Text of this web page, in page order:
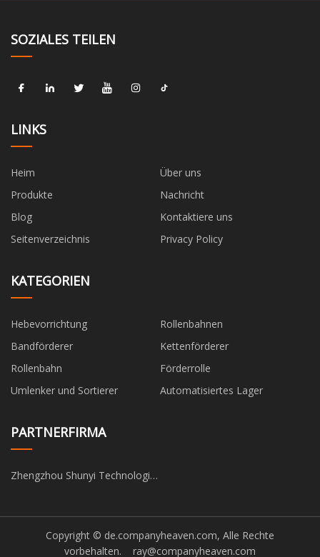
SOZIALES TEILEN
LINKS
Heim
Über uns
Produkte
Nachricht
Blog
Kontaktiere uns
Seitenverzeichnis
Privacy Policy
KATEGORIEN
Hebevorrichtung
Rollenbahnen
Bandförderer
Kettenförderer
Rollenbahn
Förderrolle
Umlenker und Sortierer
Automatisiertes Lager
PARTNERFIRMA
Zhengzhou Shunyi Technologie
Copyright © de.companyheaven.com, Alle Rechte
vorbehalten. ray@companyheaven.com